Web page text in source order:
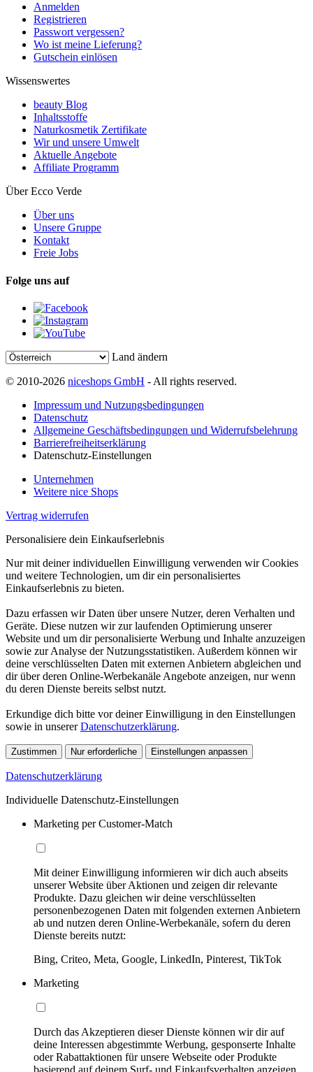
Anmelden
Registrieren
Passwort vergessen?
Wo ist meine Lieferung?
Gutschein einlösen
Wissenswertes
beauty Blog
Inhaltsstoffe
Naturkosmetik Zertifikate
Wir und unsere Umwelt
Aktuelle Angebote
Affiliate Programm
Über Ecco Verde
Über uns
Unsere Gruppe
Kontakt
Freie Jobs
Folge uns auf
Land ändern
© 2010-2026 niceshops GmbH - All rights reserved.
Impressum und Nutzungsbedingungen
Datenschutz
Allgemeine Geschäftsbedingungen und Widerrufsbelehrung
Barrierefreiheitserklärung
Datenschutz-Einstellungen
Unternehmen
Weitere nice Shops
Vertrag widerrufen
Personalisiere dein Einkaufserlebnis
Nur mit deiner individuellen Einwilligung verwenden wir Cookies
und weitere Technologien, um dir ein personalisiertes
Einkaufserlebnis zu bieten.
Dazu erfassen wir Daten über unsere Nutzer, deren Verhalten und
Geräte. Diese nutzen wir zur laufenden Optimierung unserer
Website und um dir personalisierte Werbung und Inhalte anzuzeigen
sowie zur Analyse der Nutzungsstatistiken. Außerdem können wir
deine verschlüsselten Daten mit externen Anbietern abgleichen und
dir über deren Online-Werbekanäle Angebote anzeigen, nur wenn
du deren Dienste bereits selbst nutzt.
Erkundige dich bitte vor deiner Einwilligung in den Einstellungen
sowie in unsererDatenschutzerklärung.
Zustimmen Nur erforderliche Einstellungen anpassen
Datenschutzerklärung
Individuelle Datenschutz-Einstellungen
Marketing per Customer-Match
Mit deiner Einwilligung informieren wir dich auch abseits
unserer Website über Aktionen und zeigen dir relevante
Produkte. Dazu gleichen wir deine verschlüsselten
personenbezogenen Daten mit folgenden externen Anbietern
ab und nutzen deren Online-Werbekanäle, sofern du deren
Dienste bereits nutzt:
Bing, Criteo, Meta, Google, LinkedIn, Pinterest, TikTok
Marketing
Durch das Akzeptieren dieser Dienste können wir dir auf
deine Interessen abgestimmte Werbung, gesponserte Inhalte
oder Rabattaktionen für unsere Webseite oder Produkte
basierend auf deinem Surf- und Einkaufsverhalten anzeigen